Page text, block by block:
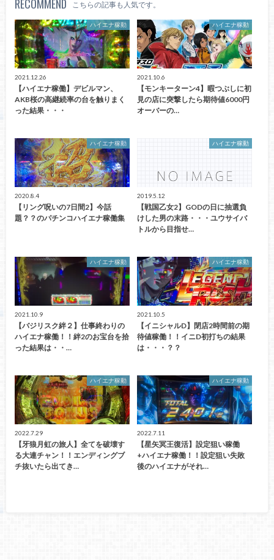
RECOMMEND こちらの記事も人気です。
ハイエナ稼動
2021.12.26
【ハイエナ稼働】デビルマン、
AKB桜の高継続率の台を触りまく
った結果・・・
ハイエナ稼動
2021.10.6
【モンキーターン4】暇つぶしに初
見の店に突撃したら期待値6000円
オーバーの…
ハイエナ稼動
2020.8.4
【リング呪いの7日間2】今話
題？？のパチンコハイエナ稼働集
ハイエナ稼動
2019.5.12
【戦国乙女2】GODの日に抽選負
けした男の末路・・・ユウサイバ
トルから目指せ…
ハイエナ稼動
2021.10.9
【バジリスク絆２】仕事終わりの
ハイエナ稼働！！絆2のお宝台を拾
った結果は・・…
ハイエナ稼動
2021.10.5
【イニシャルD】閉店2時間前の期
待値稼働！！イニD初打ちの結果
は・・・？？
ハイエナ稼動
2022.7.29
【牙狼月虹の旅人】全てを破壊す
る大連チャン！！エンディングブ
チ抜いたら出てき…
ハイエナ稼動
2022.7.11
【星矢冥王復活】設定狙い稼働
+ハイエナ稼働！！設定狙い失敗
後のハイエナがそれ…